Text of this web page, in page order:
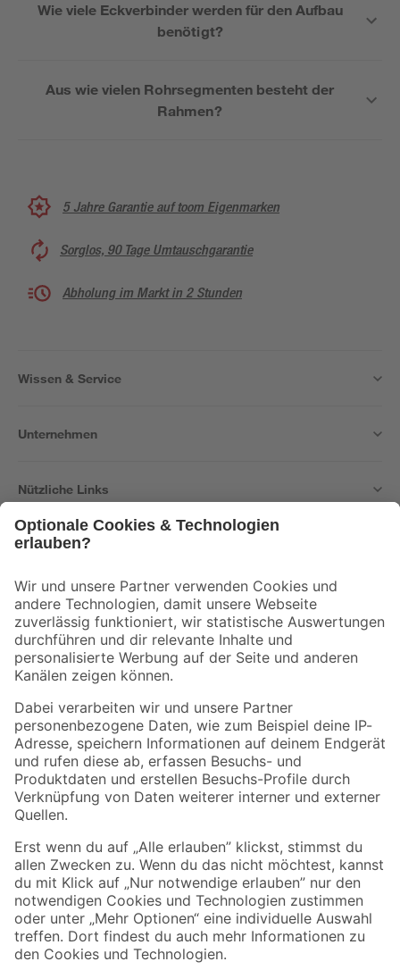
Wie viele Eckverbinder werden für den Aufbau
benötigt?
Aus wie vielen Rohrsegmenten besteht der
Rahmen?
5 Jahre Garantie auf toom Eigenmarken
Sorglos, 90 Tage Umtauschgarantie
Abholung im Markt in 2 Stunden
Wissen & Service
Unternehmen
Nützliche Links
Der toom Newsletter: Keine Angebote und Aktionen mehr verpassen!
Zur Newsletter Anmeldung
Folge uns
Zahlungsarten Versandarten
Sicher einkaufen
Jetzt die toom-App herunterladen